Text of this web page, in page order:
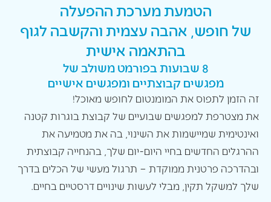
הטמעת מערכת ההפעלה
של חופש, אהבה עצמית והקשבה לגוף
בהתאמה אישית
8 שבועות בפורמט משולב של
מפגשים קבוצתיים ומפגשים אישיים
זה הזמן לתפוס את המומנטום לחופש מאוכל!
את מצטרפת למפגשים שבועיים של קבוצת בוגרות קטנה
ואינטימית שמיישמות את השינוי, בה את מטמיעה את
ההרגלים החדשים בחיי היום-יום שלך, בהנחייה קבוצתית
ובהדרכה פרטנית ממוקדת – תרגול מעשי של הכלים בדרך
שלך למשקל תקין, מבלי לעשות שינויים דרסטיים בחיים.